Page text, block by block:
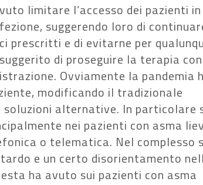
limitare l’accesso dei pazienti in
suggerendo loro di
prescritti e di evitarne per
di proseguire la terapia
Ovviamente la pandemia
modificando il tradizionale
alternative. In particolare
nei pazienti con asma
o telematica. Nel complesso
e un certo disorientamento
ha avuto sui pazienti con asma